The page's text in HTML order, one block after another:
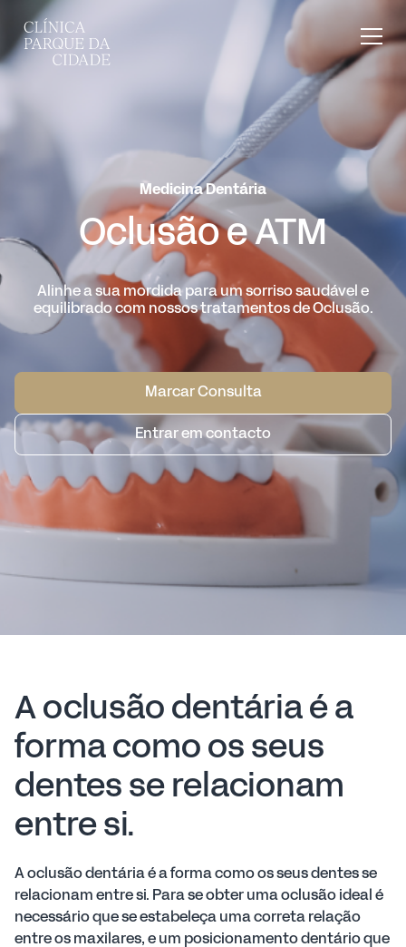
Medicina Dentária
Oclusão e ATM
Alinhe a sua mordida para um sorriso saudável e
equilibrado com nossos tratamentos de Oclusão.
Marcar Consulta
Entrar em contacto
A oclusão dentária é a
forma como os seus
dentes se relacionam
entre si.
A oclusão dentária é a forma como os seus dentes se
relacionam entre si. Para se obter uma oclusão ideal é
necessário que se estabeleça uma correta relação
entre os maxilares, e um posicionamento dentário que